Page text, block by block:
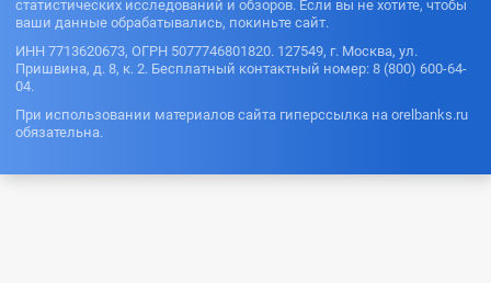
статистических исследований и обзоров. Если вы не хотите, чтобы
ваши данные обрабатывались, покиньте сайт.
ИНН 7713620673, ОГРН 5077746801820. 127549, г. Москва, ул.
Пришвина, д. 8, к. 2. Бесплатный контактный номер: 8 (800) 600-64-
04.
При использовании материалов сайта гиперссылка на orelbanks.ru
обязательна.